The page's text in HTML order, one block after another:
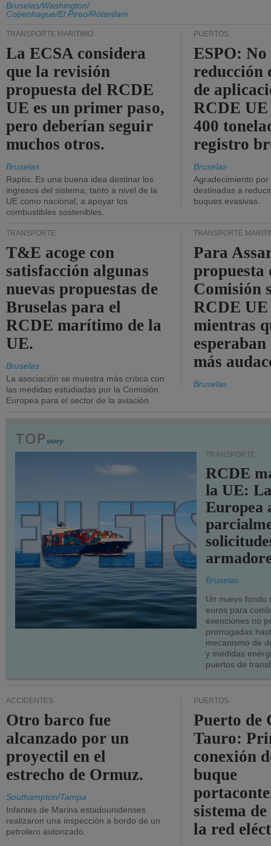
Bruselas/Washington/
Copenhague/El Pireo/Róterdam
TRANSPORTE MARÍTIMO
La ECSA considera
que la revisión
propuesta del RCDE
UE es un primer paso,
pero deberían seguir
muchos otros.
Bruselas
Raptis: Es una buena idea destinar los
ingresos del sistema, tanto a nivel de la
UE como nacional, a apoyar los
combustibles sostenibles.
PUERTOS
ESPO: No
reducción
de
RCDE UE
400
registro
Bruselas
Agradecimiento
destinadas a
buques evasivas.
TRANSPORTE
T&E acoge con
satisfacción algunas
nuevas propuestas de
Bruselas para el
RCDE marítimo de la
UE.
Bruselas
La asociación se muestra más crítica con
las medidas estudiadas por la Comisión
Europea para el sector de la aviación.
TRANSPORTE
Para
propuesta
Comisión
RCDE
mientras
más
Bruselas
TRANSPORTE
RCDE
la UE:
Europea
Bruselas
Un nuevo fondo
euros para
exenciones no
prorrogadas
mecanismo de
y medidas
puertos de
ACCIDENTES
Otro barco fue
alcanzado por un
proyectil en el
estrecho de Ormuz.
Southampton/Tampa
Infantes de Marina estadounidenses
realizaron una inspección a bordo de un
petrolero autorizado.
PUERTOS
Puerto de
Tauro:
conexión
buque
sistema
la red